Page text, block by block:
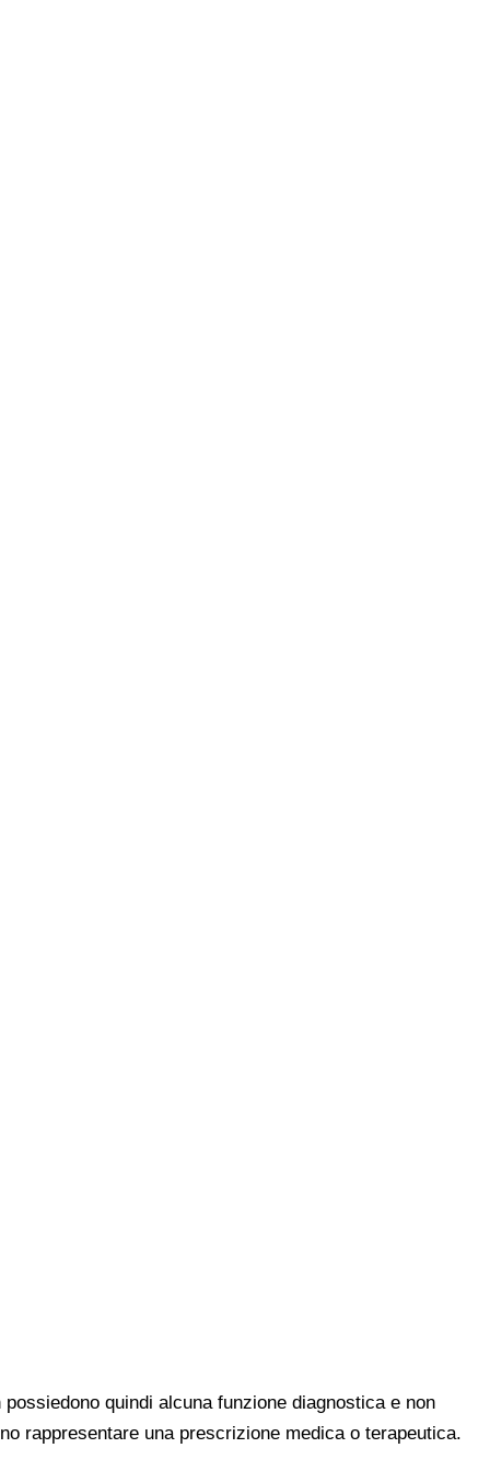
quindi alcuna funzione diagnostica e non
rappresentare una prescrizione medica o terapeutica.